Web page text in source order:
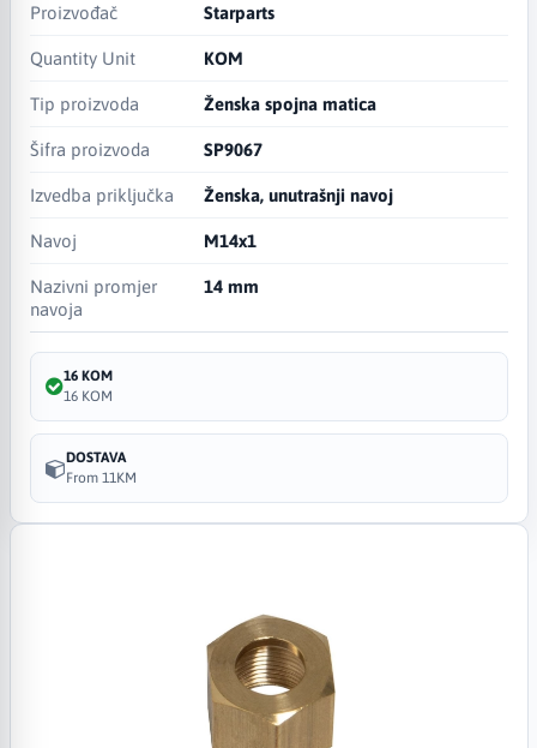
Proizvođač Starparts
Quantity Unit KOM
Tip proizvoda Ženska spojna matica
Šifra proizvoda SP9067
Izvedba priključka Ženska, unutrašnji navoj
Navoj M14x1
Nazivni promjer
navoja
14 mm
16 KOM
16 KOM
DOSTAVA
From 11KM